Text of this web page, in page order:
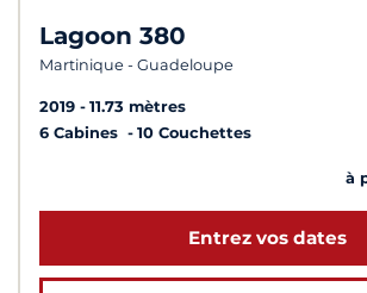
Lagoon 380
Martinique - Guadeloupe
2019
11.73 mètres
6 Cabines
10 Couchettes
à
Entrez vos dates